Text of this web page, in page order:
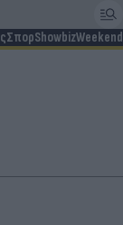
ΣπορShowbizWeekend